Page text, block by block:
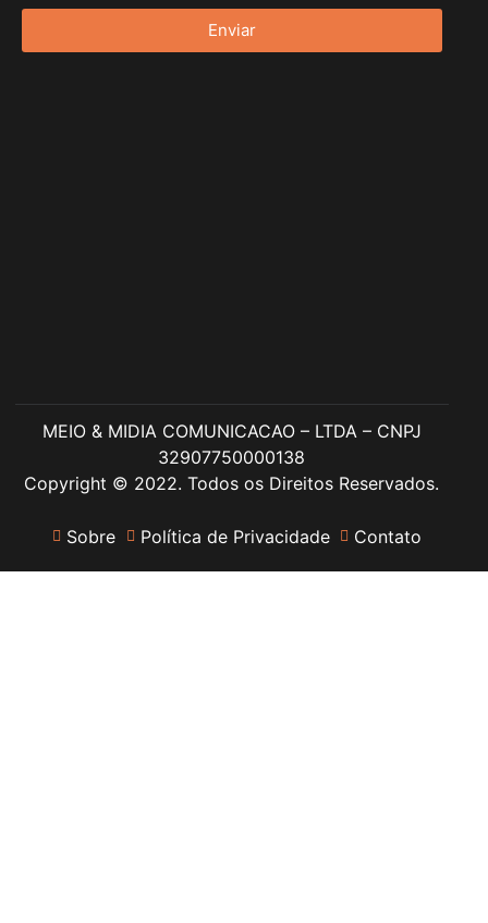
Enviar
MEIO & MIDIA COMUNICACAO – LTDA – CNPJ
32907750000138
Copyright © 2022. Todos os Direitos Reservados.
Sobre Política de Privacidade Contato